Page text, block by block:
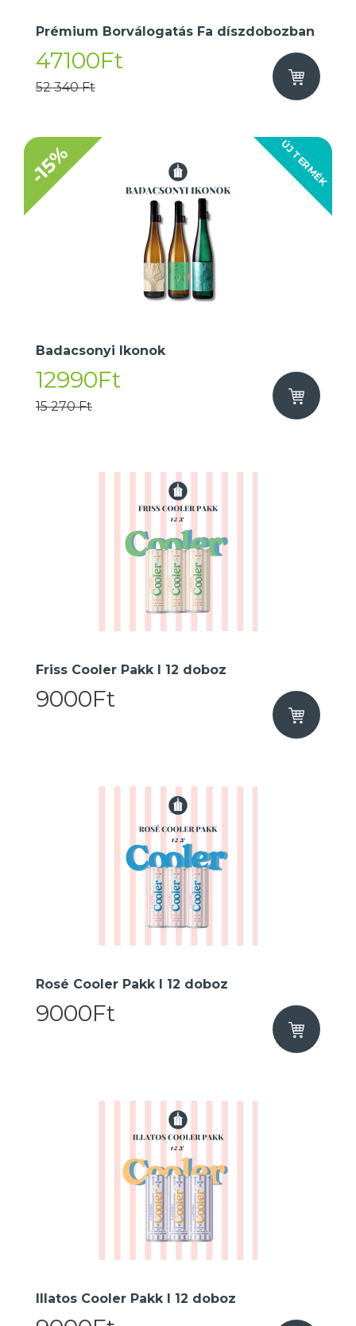
Prémium Borválogatás Fa díszdobozban
47100Ft
52 340 Ft
ÚJ TERMÉK
-15%
Badacsonyi Ikonok
12990Ft
15 270 Ft
Friss Cooler Pakk I 12 doboz
9000Ft
Rosé Cooler Pakk I 12 doboz
9000Ft
Illatos Cooler Pakk I 12 doboz